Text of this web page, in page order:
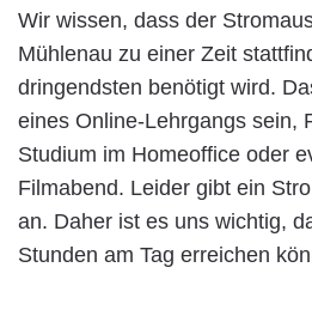
Wir wissen, dass der
Mühlenau zu einer Zeit
dringendsten benötigt wird.
eines Online-Lehrgangs sein,
Studium im Homeoffice oder
Filmabend. Leider gibt ein
an. Daher ist es uns wichtig,
Stunden am Tag erreichen